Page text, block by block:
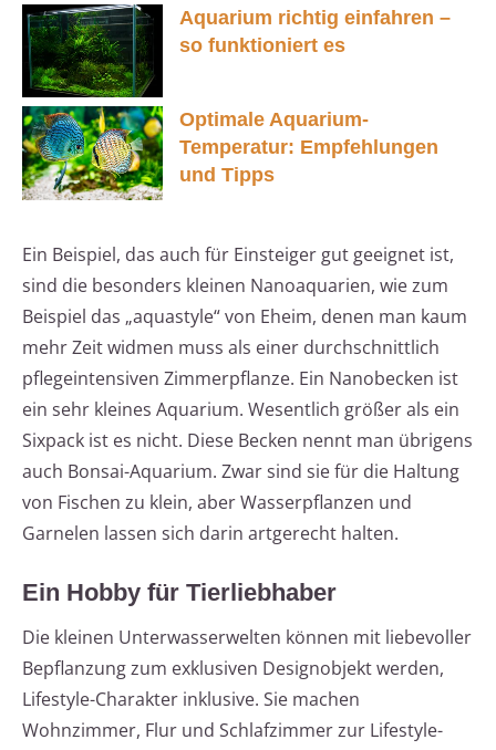
Aquarium richtig einfahren –
so funktioniert es
Optimale Aquarium-
Temperatur: Empfehlungen
und Tipps
Ein Beispiel, das auch für Einsteiger gut geeignet ist,
sind die besonders kleinen Nanoaquarien, wie zum
Beispiel das „aquastyle“ von Eheim, denen man kaum
mehr Zeit widmen muss als einer durchschnittlich
pflegeintensiven Zimmerpflanze. Ein Nanobecken ist
ein sehr kleines Aquarium. Wesentlich größer als ein
Sixpack ist es nicht. Diese Becken nennt man übrigens
auch Bonsai-Aquarium. Zwar sind sie für die Haltung
von Fischen zu klein, aber Wasserpflanzen und
Garnelen lassen sich darin artgerecht halten.
Ein Hobby für Tierliebhaber
Die kleinen Unterwasserwelten können mit liebevoller
Bepflanzung zum exklusiven Designobjekt werden,
Lifestyle-Charakter inklusive. Sie machen
Wohnzimmer, Flur und Schlafzimmer zur Lifestyle-